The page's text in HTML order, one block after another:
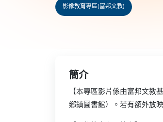
影像教育專區(富邦文教)
簡介
【本專區影片係由富邦文教
鄉鎮圖書館）。若有額外放